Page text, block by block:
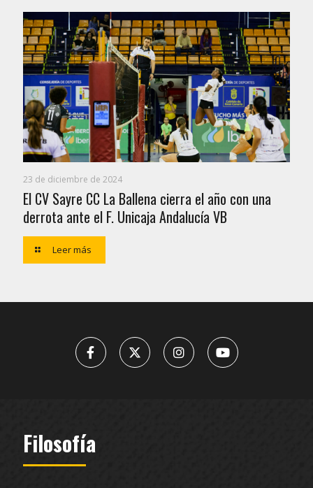
23 de diciembre de 2024
El CV Sayre CC La Ballena cierra el año con una
derrota ante el F. Unicaja Andalucía VB
Leer más
Filosofía